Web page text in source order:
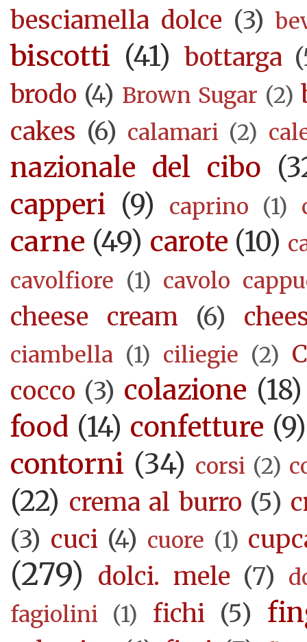
besciamella dolce (3)
biscotti (41) bottarga
brodo (4) Brown Sugar (2)
cakes (6) calamari (2)
nazionale del cibo
capperi (9) caprino (1)
carne (49) carote (10)
cavolfiore (1) cavolo
cheese cream (6)
ciambella (1) ciliegie (2)
cocco (3) colazione (18)
food (14) confetture (9)
contorni (34) corsi (2)
(22) crema al burro (5)
(3) cuci (4) cuore (1)
(279) dolci. mele (7)
fagiolini (1) fichi (5)